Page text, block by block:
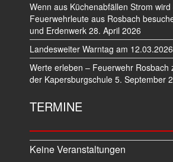
Wenn aus Küchenabfällen Strom wird
Feuerwehrleute aus Rosbach
und Erdenwerk 28. April 2026
Landesweiter Warntag am 12.03.2026
Werte erleben – Feuerwehr Rosbach
der Kapersburgschule 5. September
TERMINE
Keine Veranstaltungen